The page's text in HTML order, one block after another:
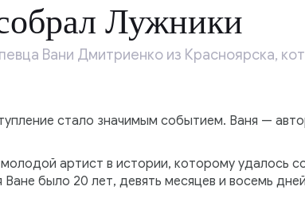
Лужники
Вани Дмитриенко из Красноярска,
стало значимым событием. Ваня —
артист в истории, которому удалось
было 20 лет, девять месяцев и восемь